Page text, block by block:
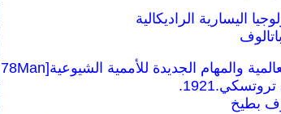
اليسارية الراديكالية
كراسات شيوعية :تقرير عن الأزمة الاقتصادية العالمية والمهام الجديدة للأممية الشيوعية[78Man
بطيخ